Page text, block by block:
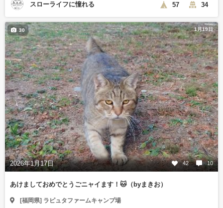
スローライフに憧れる 57 34
1月19日
2026年1月17日 42 10
30
あけましておめでとうごニャイます！🐱（byまきお）
[福岡県] ラピュタファームキャンプ場